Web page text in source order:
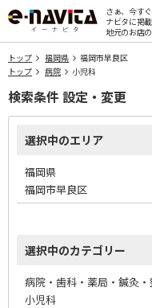
さぁ、今す
ナビタに掲
地元のお店
トップ 福岡県
福岡市早良区
トップ
病院 小児科
検索条件 設定・変更
選択中のエリア
福岡県
福岡市早良区
選択中のカテゴリー
病院・歯科・薬局・鍼灸
小児科